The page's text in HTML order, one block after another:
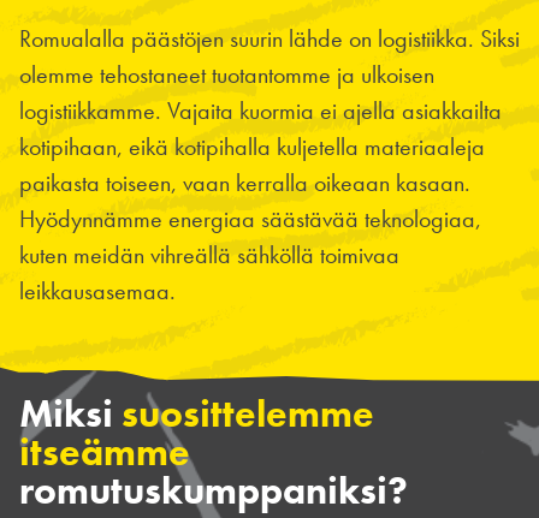
Romualalla päästöjen suurin lähde on logistiikka. Siksi
olemme tehostaneet tuotantomme ja ulkoisen
logistiikkamme. Vajaita kuormia ei ajella asiakkailta
kotipihaan, eikä kotipihalla kuljetella materiaaleja
paikasta toiseen, vaan kerralla oikeaan kasaan.
Hyödynnämme energiaa säästävää teknologiaa,
kuten meidän vihreällä sähköllä toimivaa
leikkausasemaa.
Miksi suosittelemme
itseämme
romutuskumppaniksi?